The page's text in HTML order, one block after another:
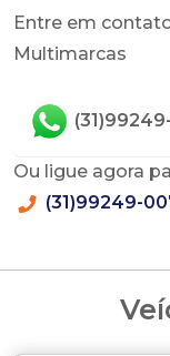
Entre em
Multimarcas
Ou ligue agora
(31)99249-